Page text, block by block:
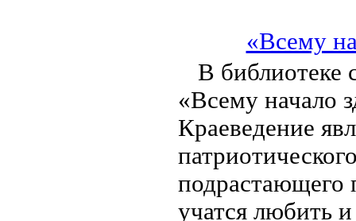
«Всему
В библиотеке
«Всему начало
Краеведение
подрастающего
учатся любить